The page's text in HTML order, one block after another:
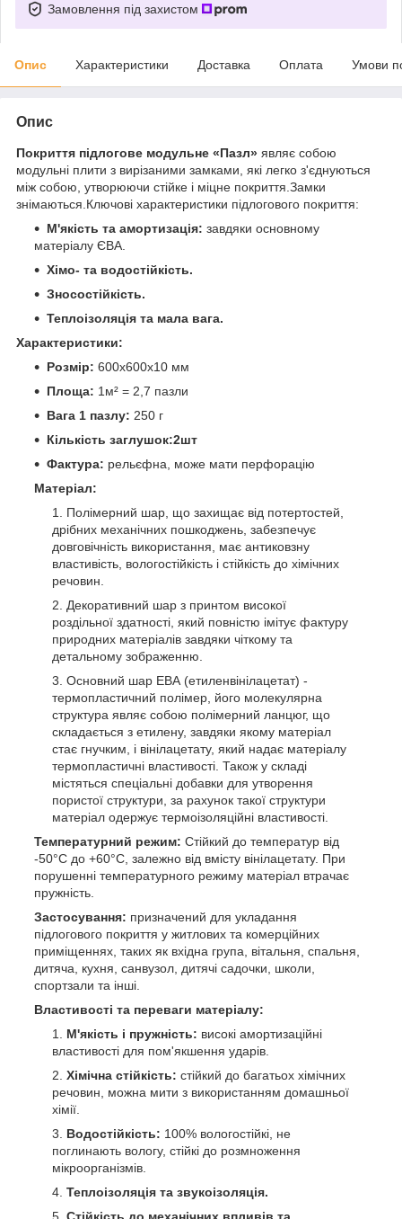
Замовлення під захистом
Опис Характеристики Доставка Оплата Умови
Опис
Покриття підлогове модульне «Пазл» являє собою
модульні плити з вирізаними замками, які легко з'єднуються
між собою, утворюючи стійке і міцне покриття.Замки
знімаються.Ключові характеристики підлогового покриття:
М'якість та амортизація: завдяки основному
матеріалу ЄВА.
Хімо- та водостійкість.
Зносостійкість.
Теплоізоляція та мала вага.
Характеристики:
Розмір: 600х600х10 мм
Площа: 1м² = 2,7 пазли
Вага 1 пазлу: 250 г
Кількість заглушок:2шт
Фактура: рельєфна, може мати перфорацію
Матеріал:
Полімерний шар, що захищає від потертостей,
дрібних механічних пошкоджень, забезпечує
довговічність використання, має антиковзну
властивість, вологостійкість і стійкість до хімічних
речовин.
Декоративний шар з принтом високої
роздільної здатності, який повністю імітує фактуру
природних матеріалів завдяки чіткому та
детальному зображенню.
Основний шар ЕВА (етиленвінілацетат) -
термопластичний полімер, його молекулярна
структура являє собою полімерний ланцюг, що
складається з етилену, завдяки якому матеріал
стає гнучким, і вінілацетату, який надає матеріалу
термопластичні властивості. Також у складі
містяться спеціальні добавки для утворення
пористої структури, за рахунок такої структури
матеріал одержує термоізоляційні властивості.
Температурний режим: Стійкий до температур від
-50°C до +60°C, залежно від вмісту вінілацетату. При
порушенні температурного режиму матеріал втрачає
пружність.
Застосування: призначений для укладання
підлогового покриття у житлових та комерційних
приміщеннях, таких як вхідна група, вітальня, спальня,
дитяча, кухня, санвузол, дитячі садочки, школи,
спортзали та інші.
Властивості та переваги матеріалу:
М'якість і пружність: високі амортизаційні
властивості для пом'якшення ударів.
Хімічна стійкість: стійкий до багатьох хімічних
речовин, можна мити з використанням домашньої
хімії.
Водостійкість: 100% вологостійкі, не
поглинають вологу, стійкі до розмноження
мікроорганізмів.
Теплоізоляція та звукоізоляція.
Стійкість до механічних впливів та